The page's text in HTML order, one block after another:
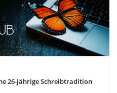
26-jährige Schreibtradition